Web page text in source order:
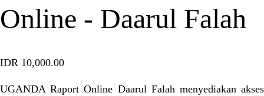
Online - Daarul Falah
IDR 10,000.00
UGANDA Raport Online Daarul Falah menyediakan akses